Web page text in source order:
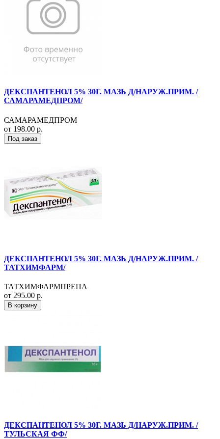
ДЕКСПАНТЕНОЛ 5% 30Г. МАЗЬ Д/НАРУЖ.ПРИМ. /
САМАРАМЕДПРОМ/
САМАРАМЕДПРОМ
от 198.00 р.
Под заказ
ДЕКСПАНТЕНОЛ 5% 30Г. МАЗЬ Д/НАРУЖ.ПРИМ. /
ТАТХИМФАРМ/
ТАТХИМФАРМПРЕПА
от 295.00 р.
В корзину
ДЕКСПАНТЕНОЛ 5% 30Г. МАЗЬ Д/НАРУЖ.ПРИМ. /
ТУЛЬСКАЯ ФФ/